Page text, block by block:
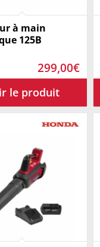
à main
125B
299,00€